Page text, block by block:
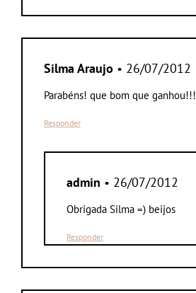
Silma Araujo • 26/07/2012
Parabéns! que bom que ganhou!!!
Responder
admin • 26/07/2012
Obrigada Silma =) beijos
Responder